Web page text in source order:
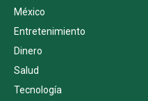
México
Entretenimiento
Dinero
Salud
Tecnología